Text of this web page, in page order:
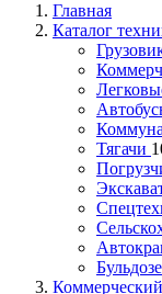
Главная
Каталог
Тягачи